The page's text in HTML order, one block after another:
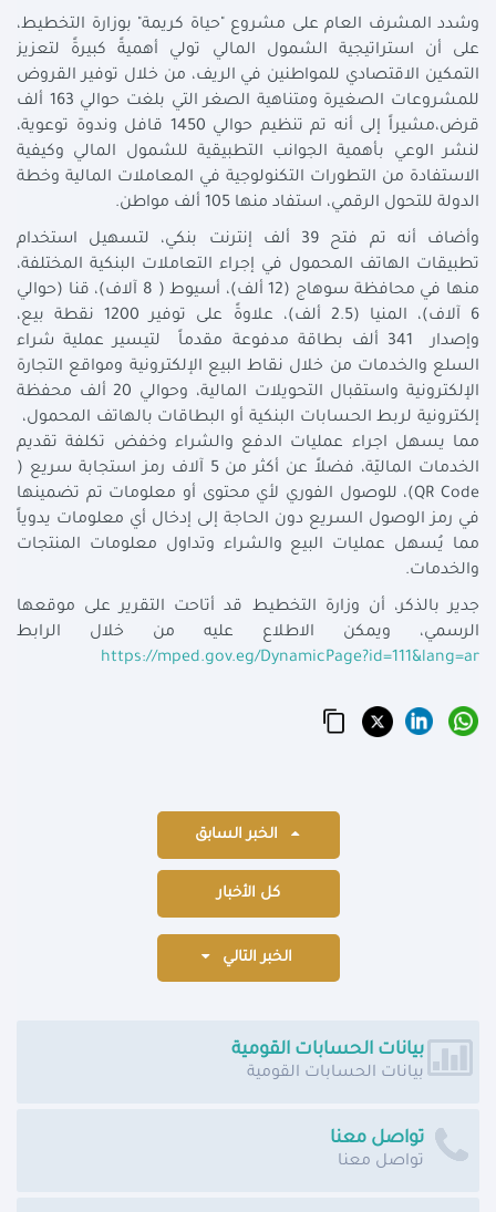
وشدد المشرف العام على مشروع "حياة كريمة" بوزارة التخطيط،
على أن استراتيجية الشمول المالي تولي أهميةً كبيرةً لتعزيز
التمكين الاقتصادي للمواطنين في الريف، من خلال توفير القروض
للمشروعات الصغيرة ومتناهية الصغر التي بلغت حوالي 163 ألف
قرض،مشيراً إلى أنه تم تنظيم حوالي 1450 قافل وندوة توعوية،
لنشر الوعي بأهمية الجوانب التطبيقية للشمول المالي وكيفية
الاستفادة من التطورات التكنولوجية في المعاملات المالية وخطة
الدولة للتحول الرقمي، استفاد منها 105 ألف مواطن.
وأضاف أنه تم فتح 39 ألف إنترنت بنكي، لتسهيل استخدام
تطبيقات الهاتف المحمول في إجراء التعاملات البنكية المختلفة،
منها في محافظة سوهاج (12 ألف)، أسيوط ( 8 آلاف)، قنا (حوالي
6 آلاف)، المنيا (2.5 ألف)، علاوةً على توفير 1200 نقطة بيع،
وإصدار 341 ألف بطاقة مدفوعة مقدماً لتيسير عملية شراء
السلع والخدمات من خلال نقاط البيع الإلكترونية ومواقع التجارة
الإلكترونية واستقبال التحويلات المالية، وحوالي 20 ألف محفظة
إلكترونية لربط الحسابات البنكية أو البطاقات بالهاتف المحمول،
مما يسهل اجراء عمليات الدفع والشراء وخفض تكلفة تقديم
الخدمات الماليّة، فضلاً عن أكثر من 5 آلاف رمز استجابة سريع (
QR Code)، للوصول الفوري لأي محتوى أو معلومات تم تضمينها
في رمز الوصول السريع دون الحاجة إلى إدخال أي معلومات يدوياً
مما يُسهل عمليات البيع والشراء وتداول معلومات المنتجات
والخدمات.
جدير بالذكر، أن وزارة التخطيط قد أتاحت التقرير على موقعها
الرسمي، ويمكن الاطلاع عليه من خلال الرابط
https://mped.gov.eg/DynamicPage?id=111&lang=ar
الخبر السابق
كل الأخبار
الخبر التالي
بيانات الحسابات القومية
بيانات الحسابات القومية
تواصل معنا
تواصل معنا